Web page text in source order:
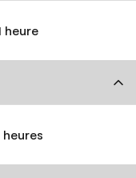
heure
heures